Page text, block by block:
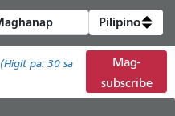
Pilipino
(Higit pa: 30 sa
Mag-
subscribe